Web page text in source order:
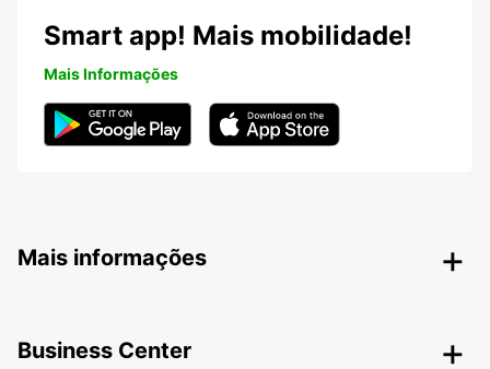
Smart app! Mais mobilidade!
Mais Informações
Mais informações
Business Center